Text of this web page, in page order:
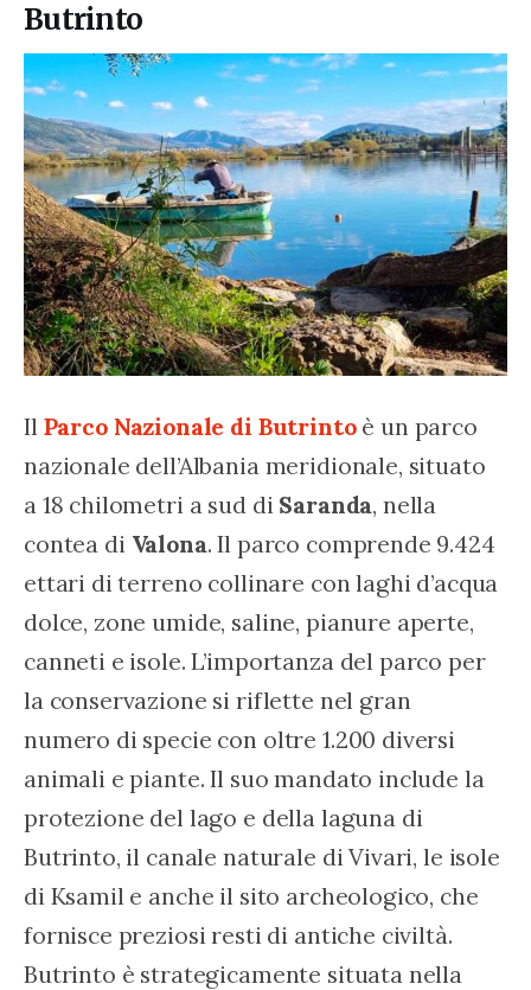
Butrinto
Il Parco Nazionale di Butrinto è un parco
nazionale dell’Albania meridionale, situato
a 18 chilometri a sud di Saranda, nella
contea di Valona. Il parco comprende 9.424
ettari di terreno collinare con laghi d’acqua
dolce, zone umide, saline, pianure aperte,
canneti e isole. L’importanza del parco per
la conservazione si riflette nel gran
numero di specie con oltre 1.200 diversi
animali e piante. Il suo mandato include la
protezione del lago e della laguna di
Butrinto, il canale naturale di Vivari, le isole
di Ksamil e anche il sito archeologico, che
fornisce preziosi resti di antiche civiltà.
Butrinto è strategicamente situata nella